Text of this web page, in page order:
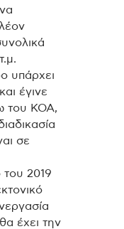
υπάρχει
έγινε
του ΚΟΑ,
σε
του 2019
έχει την